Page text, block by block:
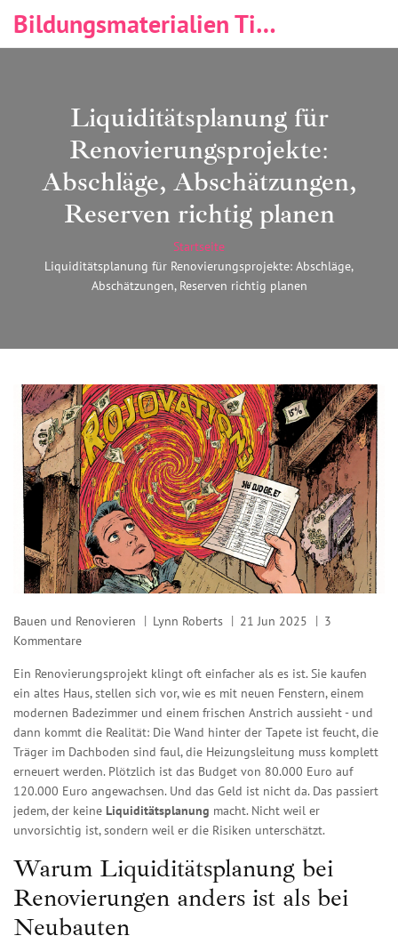
Bildungsmaterialien Tischlerei & Immobilien
Liquiditätsplanung für
Renovierungsprojekte:
Abschläge, Abschätzungen,
Reserven richtig planen
Startseite
Liquiditätsplanung für Renovierungsprojekte: Abschläge,
Abschätzungen, Reserven richtig planen
Bauen und Renovieren Lynn Roberts 21 Jun 2025
3
Kommentare
Ein Renovierungsprojekt klingt oft einfacher als es ist. Sie kaufen
ein altes Haus, stellen sich vor, wie es mit neuen Fenstern, einem
modernen Badezimmer und einem frischen Anstrich aussieht - und
dann kommt die Realität: Die Wand hinter der Tapete ist feucht, die
Träger im Dachboden sind faul, die Heizungsleitung muss komplett
erneuert werden. Plötzlich ist das Budget von 80.000 Euro auf
120.000 Euro angewachsen. Und das Geld ist nicht da. Das passiert
jedem, der keine Liquiditätsplanung macht. Nicht weil er
unvorsichtig ist, sondern weil er die Risiken unterschätzt.
Warum Liquiditätsplanung bei
Renovierungen anders ist als bei
Neubauten